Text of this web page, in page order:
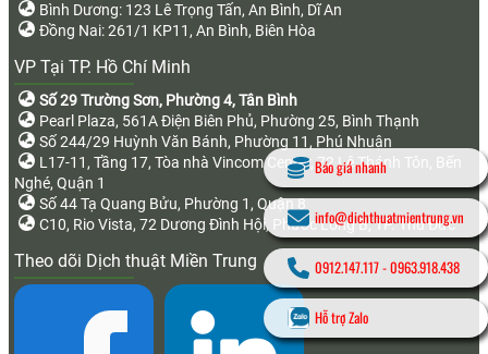
Bình Dương: 123 Lê Trọng Tấn, An Bình, Dĩ An
Đồng Nai: 261/1 KP11, An Bình, Biên Hòa
VP Tại TP. Hồ Chí Minh
Số 29 Trường Sơn, Phường 4, Tân Bình
Pearl Plaza, 561A Điện Biên Phủ, Phường 25, Bình Thạnh
Số 244/29 Huỳnh Văn Bánh, Phường 11, Phú Nhuận
L17-11, Tầng 17, Tòa nhà Vincom Center, 72 Lê Thánh Tôn, Bến
Nghé, Quận 1
Số 44 Tạ Quang Bửu, Phường 1, Quận 8
C10, Rio Vista, 72 Dương Đình Hội, Phước Long B, TP. Thủ Đức
Theo dõi Dịch thuật Miền Trung
Báo giá nhanh
info@dichthuatmientrung.vn
0912.147.117-0963.918.438
Hỗ trợ Zalo